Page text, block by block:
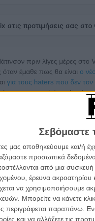
Σεβόμαστε
μας αποθηκεύουμε και/
προσωπικά
από μια συσκευή
έρευνα
να χρησιμοποιήσουμε
Μπορείτε να κάνετε κλικ
περιγράφεται παραπάνω.
και να αλλάξετε τις
στις προτιμήσεις σας στο
πριν λίγες μέρες στο
έμαθε πως θα είναι ο
για τους haters που δεν
στα social media
και έχει να
στη Νέα Υόρκη είπε πως
για τον Χοακίν Φίνιξ, ο
ακόμα), πριν ζητήσει να το
να μιλάει για spoilers.»
είναι πιο έξυπνος κι απ'